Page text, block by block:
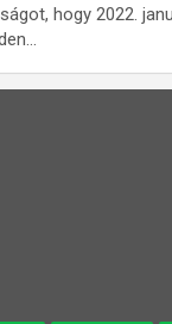
hogy 2022.